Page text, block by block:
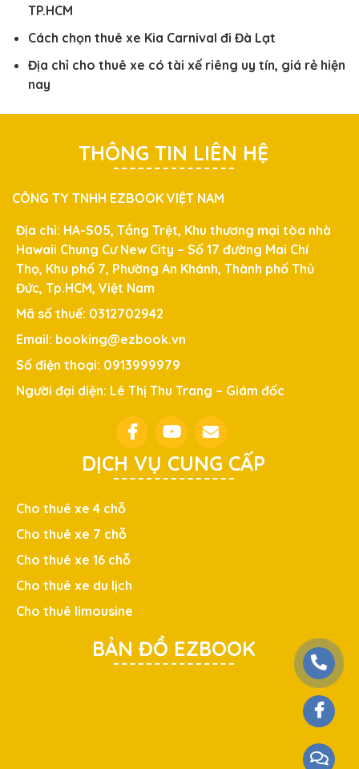
TP.HCM
Cách chọn thuê xe Kia Carnival đi Đà Lạt
Địa chỉ cho thuê xe có tài xế riêng uy tín, giá rẻ hiện
nay
THÔNG TIN LIÊN HỆ
CÔNG TY TNHH EZBOOK VIỆT NAM
Địa chỉ: HA-S05, Tầng Trệt, Khu thương mại tòa nhà
Hawaii Chung Cư New City – Số 17 đường Mai Chí
Thọ, Khu phố 7, Phường An Khánh, Thành phố Thủ
Đức, Tp.HCM, Việt Nam
Mã số thuế: 0312702942
Email: booking@ezbook.vn
Số điện thoại: 0913999979
Người đại diện: Lê Thị Thu Trang – Giám đốc
DỊCH VỤ CUNG CẤP
Cho thuê xe 4 chỗ
Cho thuê xe 7 chỗ
Cho thuê xe 16 chỗ
Cho thuê xe du lịch
Cho thuê limousine
BẢN ĐỒ EZBOOK